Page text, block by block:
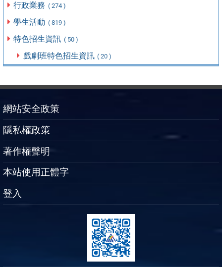
行政業務 ( 274 )
學生活動 ( 819 )
特色招生資訊 ( 50 )
戲劇班特色招生資訊 ( 20 )
網站安全政策
隱私權政策
著作權聲明
本站使用正體字
登入